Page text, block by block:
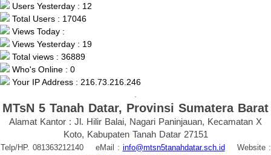
Users Yesterday : 12
Total Users : 17046
Views Today :
Views Yesterday : 19
Total views : 36889
Who's Online : 0
Your IP Address : 216.73.216.246
MTsN 5 Tanah Datar, Provinsi Sumatera Barat
Alamat Kantor : Jl. Hilir Balai, Nagari Paninjauan, Kecamatan X
Koto, Kabupaten Tanah Datar 27151
Telp/HP. 081363212140 eMail : info@mtsn5tanahdatar.sch.id
Website :